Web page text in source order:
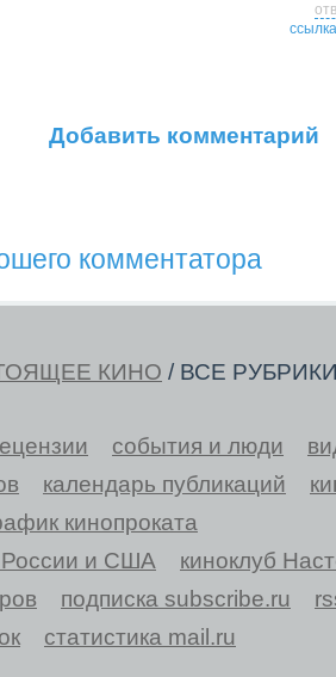
ссылка
Добавить комментарий
комментатора
КИНО / ВСЕ
события и люди
календарь публикаций
кинопроката
России и США
киноклуб
подписка subscribe.ru
статистика mail.ru